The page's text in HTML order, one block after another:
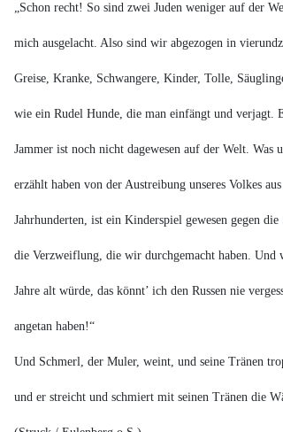
„Schon recht! So sind zwei Juden weniger auf der
mich ausgelacht. Also sind wir abgezogen in
Greise, Kranke, Schwangere, Kinder, Tolle,
wie ein Rudel Hunde, die man einfängt und verjagt.
Jammer ist noch nicht dagewesen auf der Welt. Was
erzählt haben von der Austreibung unseres Volkes
Jahrhunderten, ist ein Kinderspiel gewesen gegen die
die Verzweiflung, die wir durchgemacht haben. Und
Jahre alt würde, das könnt’ ich den Russen nie
angetan haben!“
Und Schmerl, der Muler, weint, und seine Tränen
und er streicht und schmiert mit seinen Tränen die